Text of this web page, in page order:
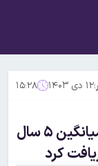
۱۲ دی ۱۴۰۳ ۱۵:۲۸
شرکت دبش در سال ۱۴۰۱، ۴ برابر میانگین ۵ سال
کرد